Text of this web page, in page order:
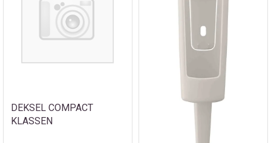
DEKSEL COMPACT
KLASSEN